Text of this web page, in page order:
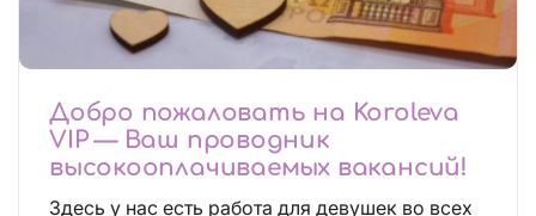
Добро пожаловать на Koroleva
VIP — Ваш проводник
высокооплачиваемых вакансий!
Здесь у нас есть работа для девушек во всех